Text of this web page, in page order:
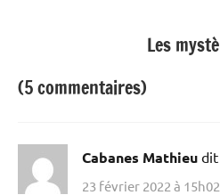
Les
(5 commentaires)
Cabanes Mathieu dit
23 février 2022 à 15h02